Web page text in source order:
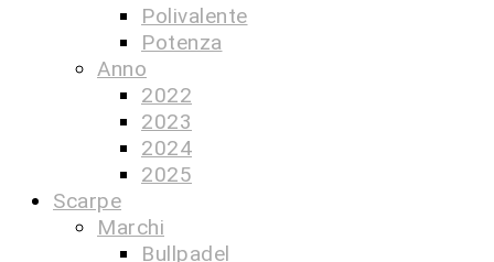
Polivalente
Potenza
Anno
2022
2023
2024
2025
Scarpe
Marchi
Bullpadel